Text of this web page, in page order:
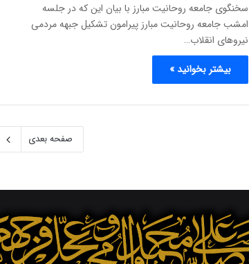
سخنگوی جامعه روحانیت مبارز با بیان این که در جلسه
امشب جامعه روحانیت مبارز پیرامون تشکیل جبهه مردمی
نیروهای انقلاب…
بیشتر بخوانید »
صفحه بعدی